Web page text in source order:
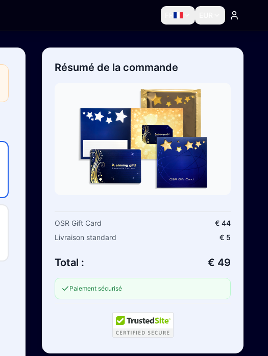
Résumé de la commande
OSR Gift Card
€ 44
Livraison standard
€ 5
Total : € 49
Paiement sécurisé